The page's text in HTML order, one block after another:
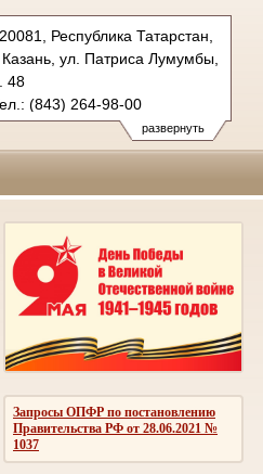
развернуть
Республика Татарстан,
Казань, ул. Патриса Лумумбы,
48
(843) 264-98-00
Запросы ОПФР по постановлению
Правительства РФ от 28.06.2021 №
1037